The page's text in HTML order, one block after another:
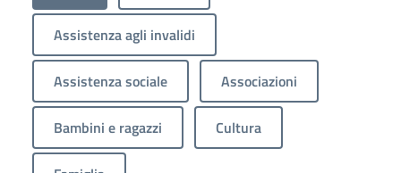
Assistenza agli invalidi
Assistenza sociale Associazioni
Bambini e ragazzi Cultura